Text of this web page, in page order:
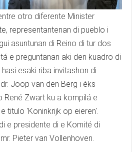
otro diferente Minister
representantenan di pueblo i
asuntunan di Reino di tur dos
e preguntanan aki den kuadro di
esaki riba invitashon di
Joop van den Berg i èks
René Zwart ku a kompilá e
titulo 'Koninkrijk op eieren'.
e presidente di e Komité di
Pieter van Vollenhoven.